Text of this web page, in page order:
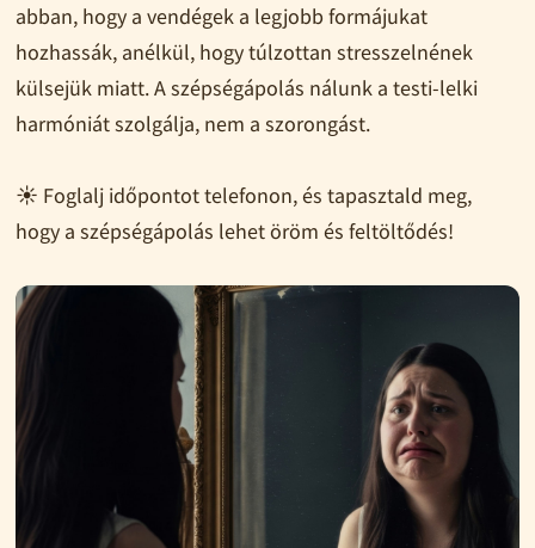
abban, hogy a vendégek a legjobb formájukat
hozhassák, anélkül, hogy túlzottan stresszelnének
külsejük miatt. A szépségápolás nálunk a testi-lelki
harmóniát szolgálja, nem a szorongást.
☀️ Foglalj időpontot telefonon, és tapasztald meg,
hogy a szépségápolás lehet öröm és feltöltődés!